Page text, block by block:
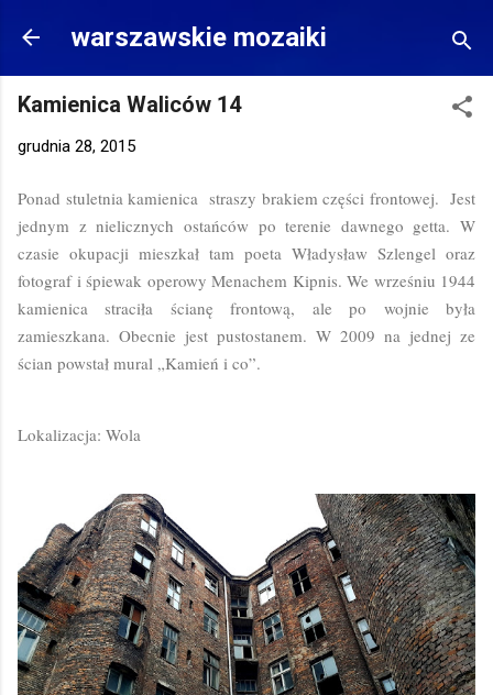
Przejdź do głównej zawartości
warszawskie mozaiki
Kamienica Waliców 14
grudnia 28, 2015
Ponad stuletnia kamienica straszy brakiem części frontowej. Jest
jednym z nielicznych ostańców po terenie dawnego getta. W
czasie okupacji mieszkał tam poeta Władysław Szlengel oraz
fotograf i śpiewak operowy Menachem Kipnis. We wrześniu 1944
kamienica straciła ścianę frontową, ale po wojnie była
zamieszkana. Obecnie jest pustostanem. W 2009 na jednej ze
ścian powstał mural „Kamień i co”.
Lokalizacja: Wola